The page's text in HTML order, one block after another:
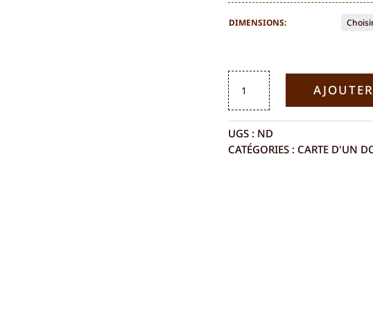
DIMENSIONS:
QUANTITÉ
DE
CARTE
GUADELOUPE
UGS : ND
CATÉGORIES : CARTE D'UN